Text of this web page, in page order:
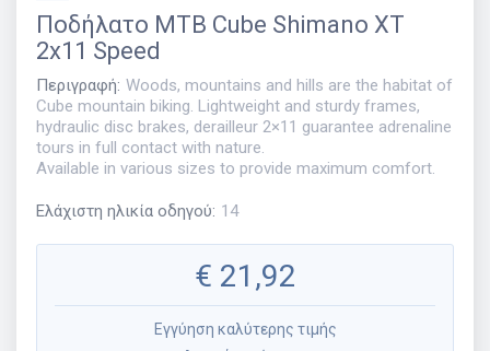
Ποδήλατο MTB Cube Shimano XT
2x11 Speed
Περιγραφή: Woods, mountains and hills are the habitat of
Cube mountain biking. Lightweight and sturdy frames,
hydraulic disc brakes, derailleur 2×11 guarantee adrenaline
tours in full contact with nature.
Available in various sizes to provide maximum comfort.
Ελάχιστη ηλικία οδηγού: 14
€ 21,92
Εγγύηση καλύτερης τιμής